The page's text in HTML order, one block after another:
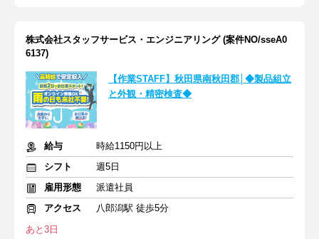
株式会社スタッフサービス・エンジニアリング (案件NO/sseA0
6137)
【作業STAFF】秋田県南秋田郡│◆製品組立
と外観・精密検査◆
給与
時給1150円以上
シフト
週5日
雇用形態
派遣社員
アクセス
八郎潟駅 徒歩5分
あと3日